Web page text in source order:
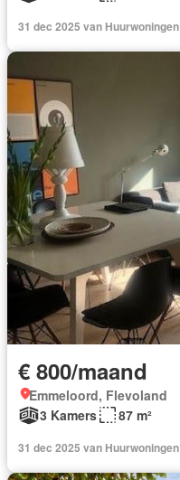
31 dec 2025 van Huurwoningen
€ 800/maand
Emmeloord, Flevoland
3 Kamers
87 m²
31 dec 2025 van Huurwoningen